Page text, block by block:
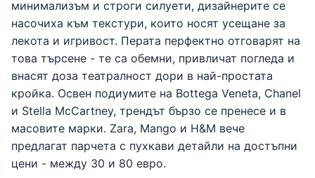
минимализъм и строги силуети, дизайнерите се
насочиха към текстури, които носят усещане за
лекота и игривост. Перата перфектно отговарят на
това търсене - те са обемни, привличат погледа и
внасят доза театралност дори в най-простата
кройка. Освен подиумите на Bottega Veneta, Chanel
и Stella McCartney, трендът бързо се пренесе и в
масовите марки. Zara, Mango и H&M вече
предлагат парчета с пухкави детайли на достъпни
цени - между 30 и 80 евро.